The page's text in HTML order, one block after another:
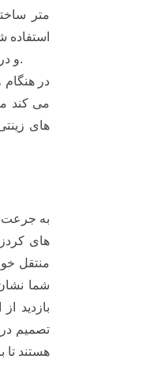
در هنگام
می کند
زینتی و
فضا و
بازدید
خواهد
نشان
این ملک
باغ ویلا
اطلاعات
برخی از